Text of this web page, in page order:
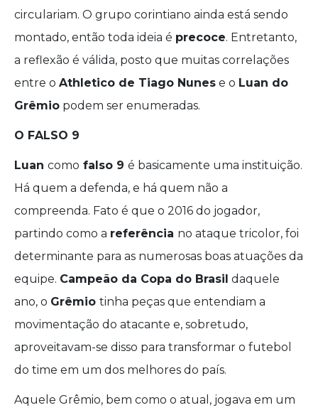
circulariam. O grupo corintiano ainda está sendo
montado, então toda ideia é precoce. Entretanto,
a reflexão é válida, posto que muitas correlações
entre o Athletico de Tiago Nunes e o Luan do
Grêmio podem ser enumeradas.
O FALSO 9
Luan como falso 9 é basicamente uma instituição.
Há quem a defenda, e há quem não a
compreenda. Fato é que o 2016 do jogador,
partindo como a referência no ataque tricolor, foi
determinante para as numerosas boas atuações da
equipe. Campeão da Copa do Brasil daquele
ano, o Grêmio tinha peças que entendiam a
movimentação do atacante e, sobretudo,
aproveitavam-se disso para transformar o futebol
do time em um dos melhores do país.
Aquele Grêmio, bem como o atual, jogava em um